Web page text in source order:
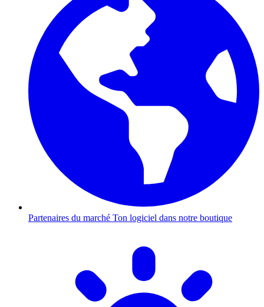
Partenaires du marché Ton logiciel dans notre boutique